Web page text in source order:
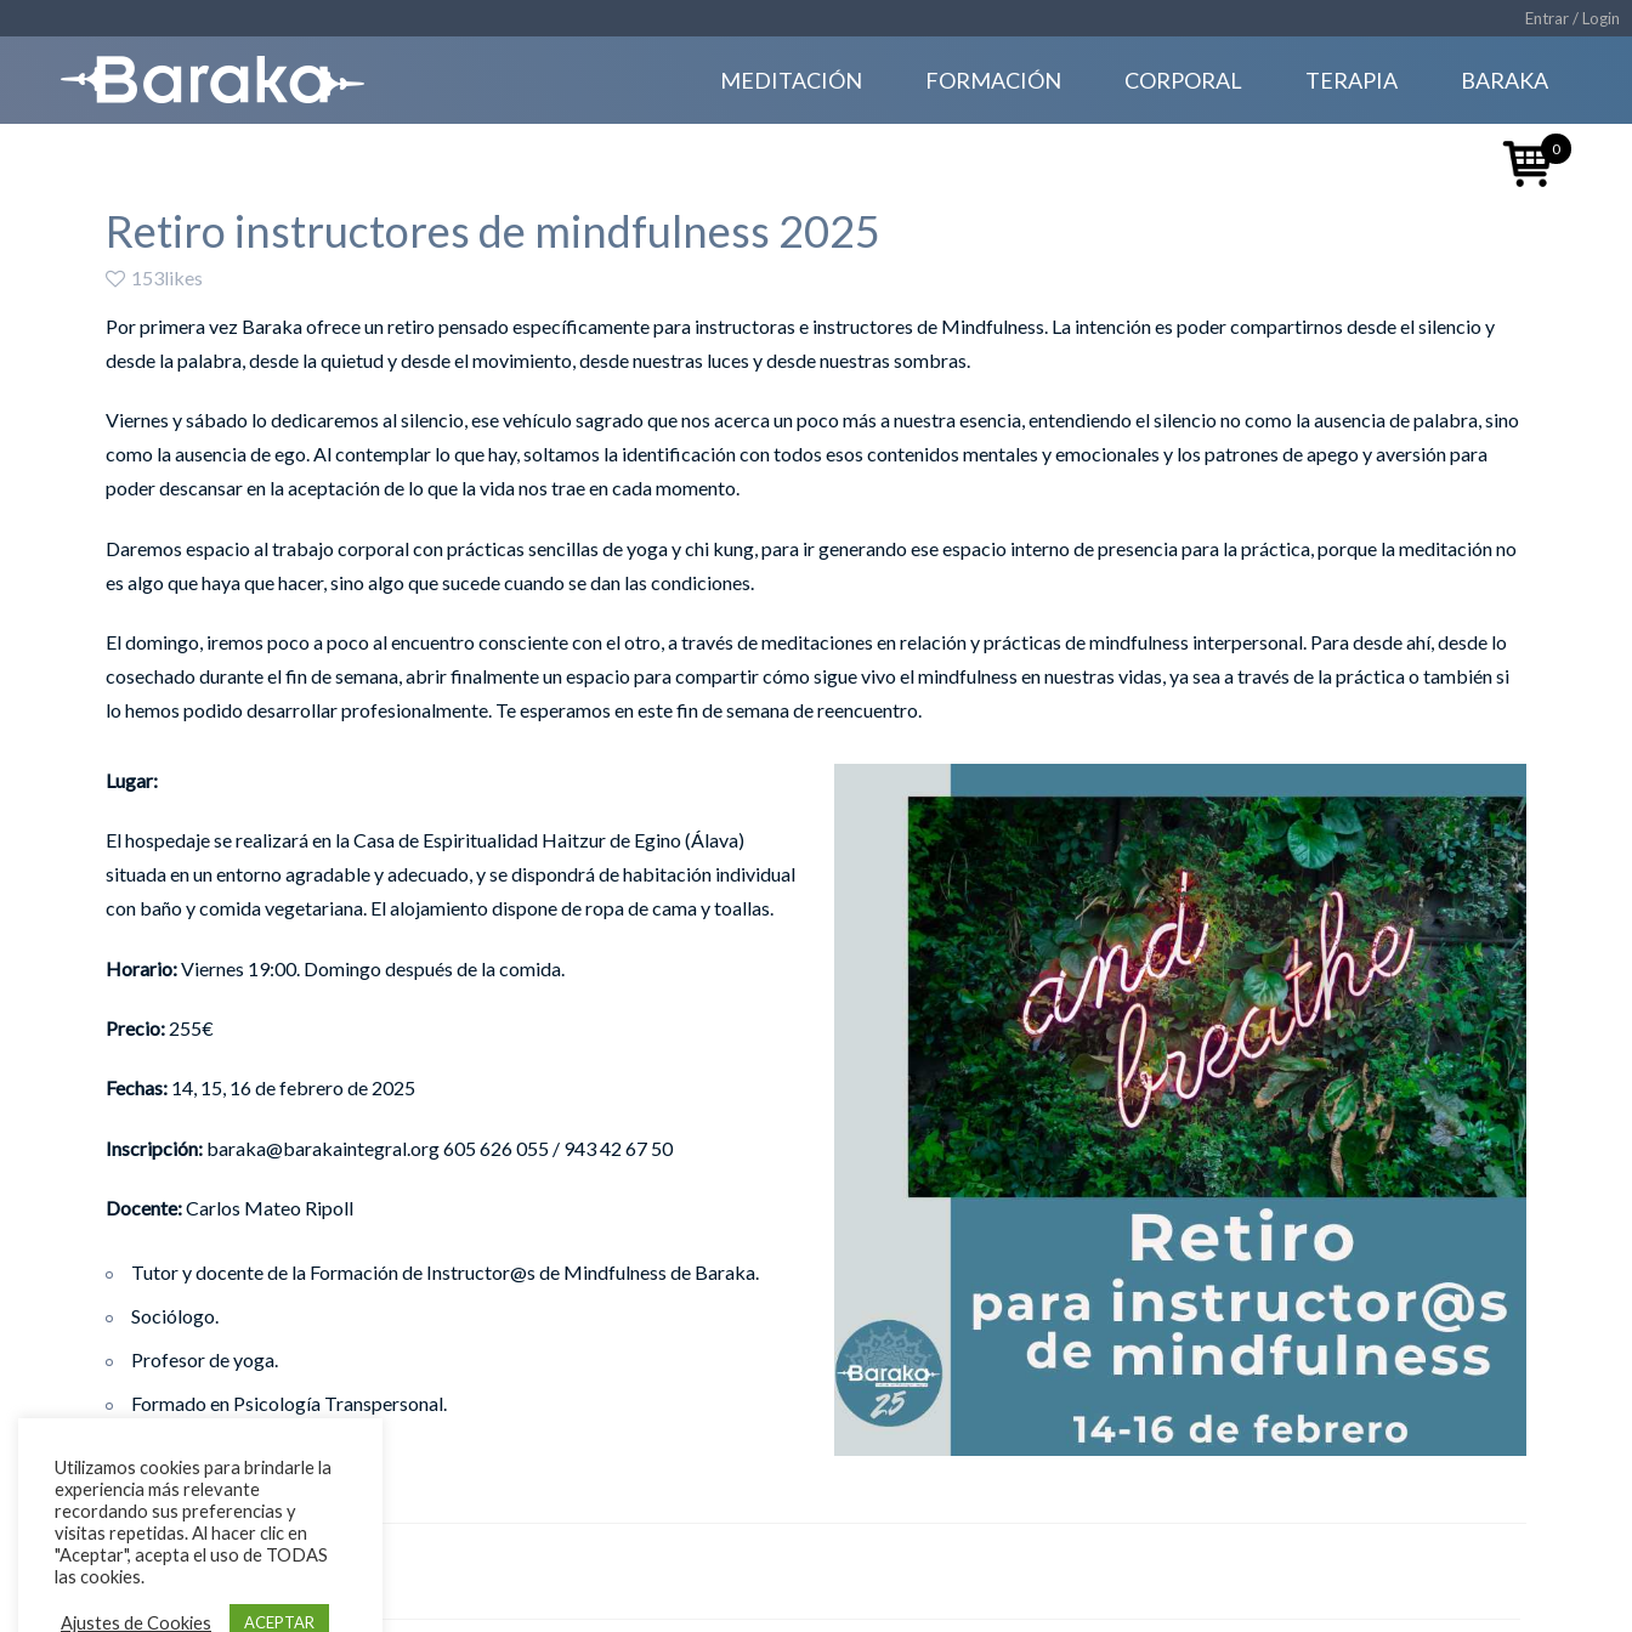
Entrar / Login
MEDITACIÓN FORMACIÓN CORPORAL TERAPIA BARAKA
Retiro instructores de mindfulness 2025
153likes
Por primera vez Baraka ofrece un retiro pensado específicamente para instructoras e instructores de Mindfulness. La intención es poder compartirnos desde el silencio y
desde la palabra, desde la quietud y desde el movimiento, desde nuestras luces y desde nuestras sombras.
Viernes y sábado lo dedicaremos al silencio, ese vehículo sagrado que nos acerca un poco más a nuestra esencia, entendiendo el silencio no como la ausencia de palabra, sino
como la ausencia de ego. Al contemplar lo que hay, soltamos la identificación con todos esos contenidos mentales y emocionales y los patrones de apego y aversión para
poder descansar en la aceptación de lo que la vida nos trae en cada momento.
Daremos espacio al trabajo corporal con prácticas sencillas de yoga y chi kung, para ir generando ese espacio interno de presencia para la práctica, porque la meditación no
es algo que haya que hacer, sino algo que sucede cuando se dan las condiciones.
El domingo, iremos poco a poco al encuentro consciente con el otro, a través de meditaciones en relación y prácticas de mindfulness interpersonal. Para desde ahí, desde lo
cosechado durante el fin de semana, abrir finalmente un espacio para compartir cómo sigue vivo el mindfulness en nuestras vidas, ya sea a través de la práctica o también si
lo hemos podido desarrollar profesionalmente. Te esperamos en este fin de semana de reencuentro.
Lugar:
El hospedaje se realizará en la Casa de Espiritualidad Haitzur de Egino (Álava)
situada en un entorno agradable y adecuado, y se dispondrá de habitación individual
con baño y comida vegetariana. El alojamiento dispone de ropa de cama y toallas.
Horario:Viernes 19:00. Domingo después de la comida.
Precio: 255€
Fechas: 14, 15, 16 de febrero de 2025
Inscripción: baraka@barakaintegral.org 605 626 055 / 943 42 67 50
Docente:Carlos Mateo Ripoll
Tutor y docente de la Formación de Instructor@s de Mindfulness de Baraka.
Sociólogo.
Profesor de yoga.
Formado en Psicología Transpersonal.
RETIRO
Utilizamos cookies para brindarle la
experiencia más relevante
recordando sus preferencias y
visitas repetidas. Al hacer clic en
"Aceptar", acepta el uso de TODAS
las cookies.
Ajustes de Cookies ACEPTAR
0